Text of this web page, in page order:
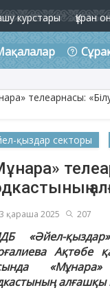
курстары Құран
қыздар секторы
қараша 2025 207
«Әйел-
Ақтөбе